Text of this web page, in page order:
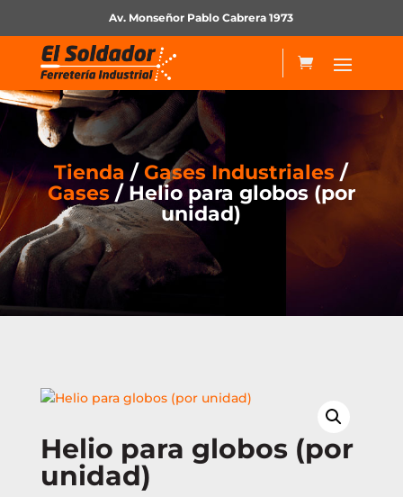
Av. Monseñor Pablo Cabrera 1973
Tienda /Gases Industriales /
Gases/ Helio para globos (por
unidad)
Helio para globos (por
unidad)